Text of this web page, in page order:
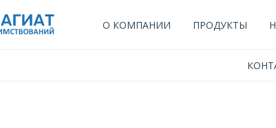
О КОМПАНИИ ПРОДУКТЫ